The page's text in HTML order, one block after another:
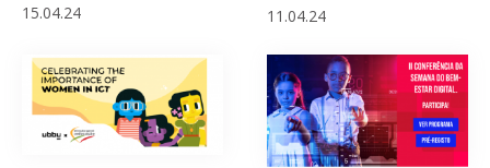
15.04.24
11.04.24